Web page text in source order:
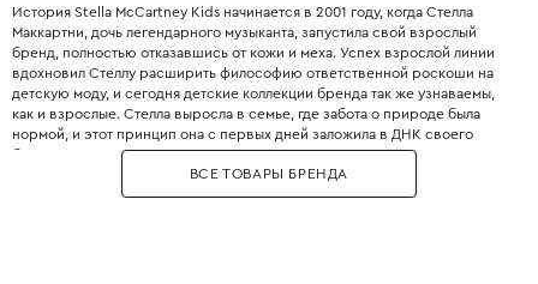
История Stella McCartney Kids начинается в 2001 году, когда Стелла
Маккартни, дочь легендарного музыканта, запустила свой взрослый
бренд, полностью отказавшись от кожи и меха. Успех взрослой линии
вдохновил Стеллу расширить философию ответственной роскоши на
детскую моду, и сегодня детские коллекции бренда так же узнаваемы,
как и взрослые. Стелла выросла в семье, где забота о природе была
нормой, и этот принцип она с первых дней заложила в ДНК своего
бренда. Бренд использует только инновационные экологичные
материалы: органический хлопок, переработанный полиэстер, вискозу
из вторичного сырья и запатентованные веганские материалы. Яркие
ВСЕ ТОВАРЫ БРЕНДА